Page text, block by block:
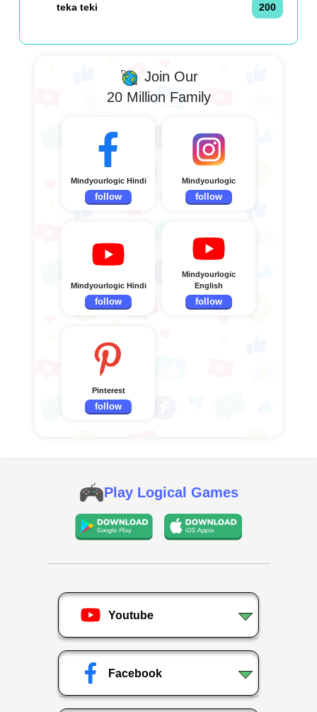
teka teki 200
Join Our
20 Million Family
Mindyourlogic Hindi
follow
Mindyourlogic
follow
Mindyourlogic Hindi
follow
Mindyourlogic
English
follow
Pinterest
follow
Play Logical Games
Youtube
Facebook